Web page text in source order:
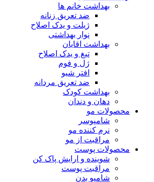
بهداشت خانم ها
ضد تعریق زنانه
ژیلت و یدک اصلاح
نوار بهداشتی
بهداشت اقایان
تیغ و یدک اصلاح
ژل و فوم
افتر شیو
ضد تعریق مردانه
بهداشت کودک
دهان و دندان
محصولات مو
شامپوسر
نرم کننده مو
مراقبت از مو
محصولات پوست
شوینده و ارایش پاک کن
مراقبت پوست
شامپو بدن